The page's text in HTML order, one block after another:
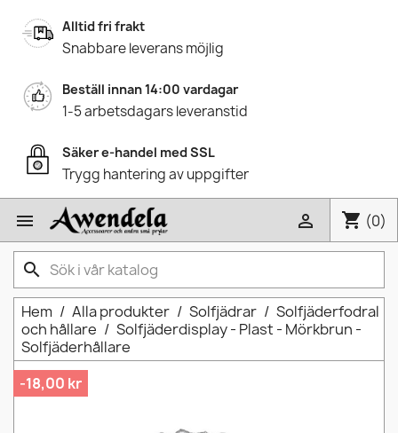
Alltid fri frakt
Snabbare leverans möjlig
Beställ innan 14:00 vardagar
1-5 arbetsdagars leveranstid
Säker e-handel med SSL
Trygg hantering av uppgifter
 shopping_cart (0)

search
Hem Alla produkter Solfjädrar
Solfjäderfodral
och hållare
Solfjäderdisplay - Plast - Mörkbrun -
Solfjäderhållare
-18,00 kr